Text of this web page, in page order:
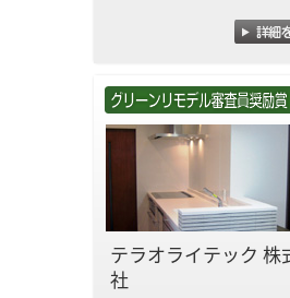
テラオライテック 株
社